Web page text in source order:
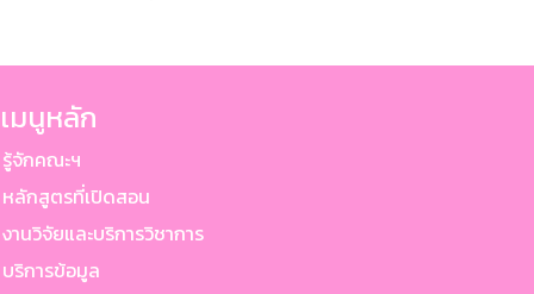
เมนูหลัก
กคณะฯ
กสูตรที่เปิดสอน
นวิจัยและบริการวิชาการ
การข้อมูล